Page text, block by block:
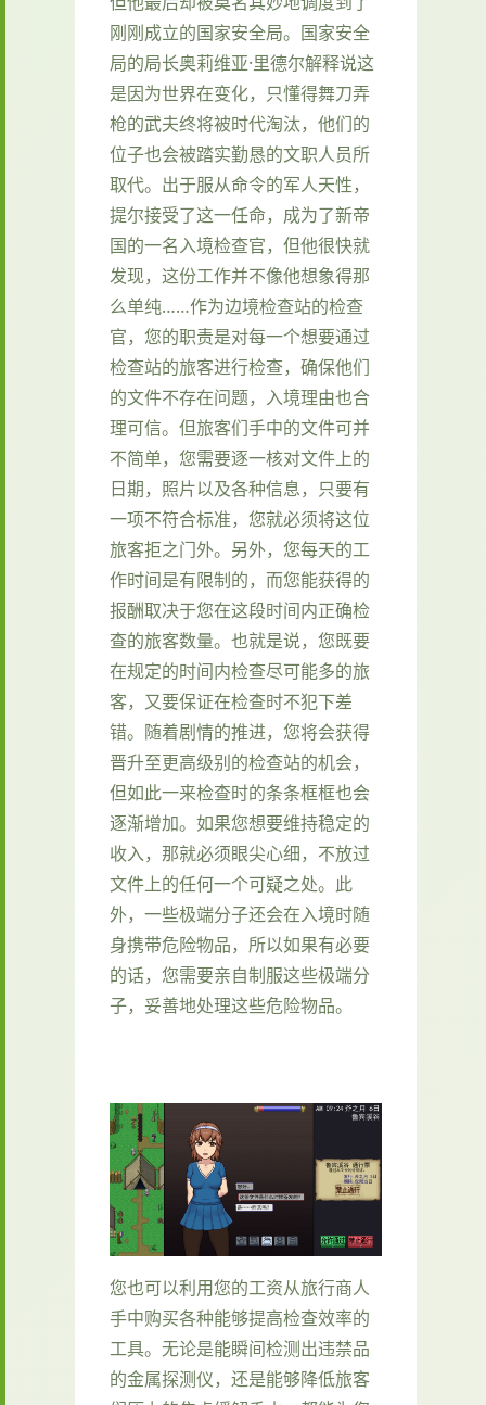
刚刚成立的国家安全局。国家安全
局的局长奥莉维亚·里德尔解释说这
是因为世界在变化，只懂得舞刀弄
枪的武夫终将被时代淘汰，他们的
位子也会被踏实勤恳的文职人员所
取代。出于服从命令的军人天性，
提尔接受了这一任命，成为了新帝
国的一名入境检查官，但他很快就
发现，这份工作并不像他想象得那
么单纯……作为边境检查站的检查
官，您的职责是对每一个想要通过
检查站的旅客进行检查，确保他们
的文件不存在问题，入境理由也合
理可信。但旅客们手中的文件可并
不简单，您需要逐一核对文件上的
日期，照片以及各种信息，只要有
一项不符合标准，您就必须将这位
旅客拒之门外。另外，您每天的工
作时间是有限制的，而您能获得的
报酬取决于您在这段时间内正确检
查的旅客数量。也就是说，您既要
在规定的时间内检查尽可能多的旅
客，又要保证在检查时不犯下差
错。随着剧情的推进，您将会获得
晋升至更高级别的检查站的机会，
但如此一来检查时的条条框框也会
逐渐增加。如果您想要维持稳定的
收入，那就必须眼尖心细，不放过
文件上的任何一个可疑之处。此
外，一些极端分子还会在入境时随
身携带危险物品，所以如果有必要
的话，您需要亲自制服这些极端分
子，妥善地处理这些危险物品。
您也可以利用您的工资从旅行商人
手中购买各种能够提高检查效率的
工具。无论是能瞬间检测出违禁品
的金属探测仪，还是能够降低旅客